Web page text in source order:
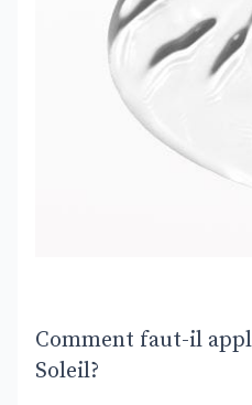
Comment faut-il
Soleil?